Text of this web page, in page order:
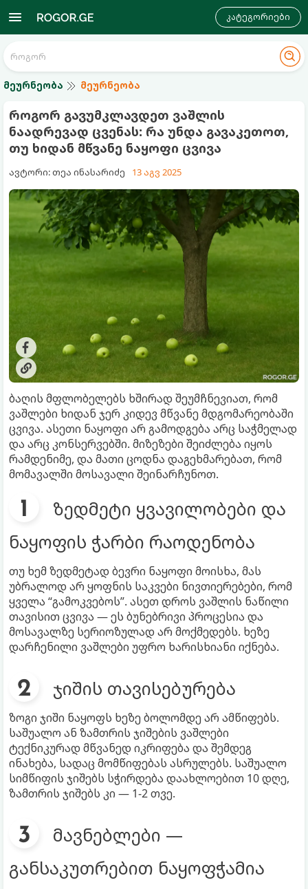
კატეგორიები
მეურნეობა მეურნეობა
როგორ გავუმკლავდეთ ვაშლის
ნაადრევად ცვენას: რა უნდა გავაკეთოთ,
თუ ხიდან მწვანე ნაყოფი ცვივა
ავტორი: თეა ინასარიძე 13 აგვ 2025
ბაღის მფლობელებს ხშირად შეუმჩნევიათ, რომ
ვაშლები ხიდან ჯერ კიდევ მწვანე მდგომარეობაში
ცვივა. ასეთი ნაყოფი არ გამოდგება არც საჭმელად
და არც კონსერვებში. მიზეზები შეიძლება იყოს
რამდენიმე, და მათი ცოდნა დაგეხმარებათ, რომ
მომავალში მოსავალი შეინარჩუნოთ.
ზედმეტი ყვავილობები და
ნაყოფის ჭარბი რაოდენობა
თუ ხემ ზედმეტად ბევრი ნაყოფი მოისხა, მას
უბრალოდ არ ყოფნის საკვები ნივთიერებები, რომ
ყველა “გამოკვებოს”. ასეთ დროს ვაშლის ნაწილი
თავისით ცვივა — ეს ბუნებრივი პროცესია და
მოსავალზე სერიოზულად არ მოქმედებს. ხეზე
დარჩენილი ვაშლები უფრო ხარისხიანი იქნება.
ჯიშის თავისებურება
ზოგი ჯიში ნაყოფს ხეზე ბოლომდე არ ამწიფებს.
საშუალო ან ზამთრის ჯიშების ვაშლები
ტექნიკურად მწვანედ იკრიფება და შემდეგ
ინახება, სადაც მომწიფებას ასრულებს. საშუალო
სიმწიფის ჯიშებს სჭირდება დაახლოებით 10 დღე,
ზამთრის ჯიშებს კი — 1-2 თვე.
მავნებლები —
განსაკუთრებით ნაყოფჭამია